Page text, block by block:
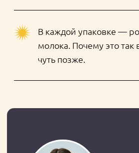
Андрей Рочев, бренд-бар-менеджер
— Мы работаем с молоком «ЭкоНива
Professional Line» давно и сделали такой
выбор осознанно. Стабильно высокое
которым капучино становится «как
честный литр. Для профессионалов,